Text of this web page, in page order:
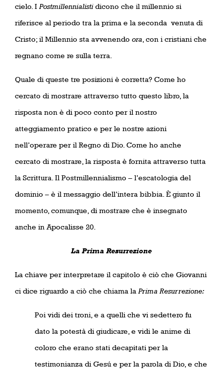
cielo. I Postmillennialistidicono che il millennio si
riferisce al periodo tra la prima e la seconda venuta di
Cristo; il Millennio sta avvenendo ora , con i cristiani che
regnano come re sulla terra.
Quale di queste tre posizioni è corretta? Come ho
cercato di mostrare attraverso tutto questo libro, la
risposta non è di poco conto per il nostro
atteggiamento pratico e per le nostre azioni
nell’operare per il Regno di Dio. Come ho anche
cercato di mostrare, la risposta è fornita attraverso tutta
la Scrittura. Il Postmillennialismo – l’escatologia del
dominio – è il messaggio dell’intera bibbia. È giunto il
momento, comunque, di mostrare che è insegnato
anche in Apocalisse 20.
La Prima Resurrezione
La chiave per interpretare il capitolo è ciò che Giovanni
ci dice riguardo a ciò che chiama la Prima Resurrezione:
Poi vidi dei troni, e a quelli che vi sedettero fu
dato la potestà di giudicare, e vidi le anime di
coloro che erano stati decapitati per la
testimonianza di Gesú e per la parola di Dio, e che